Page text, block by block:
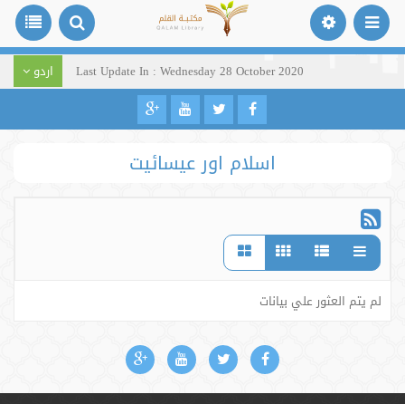
Last Update In : Wednesday 28 October 2020 اردو
اسلام اور عیسائیت
لم يتم العثور علي بيانات